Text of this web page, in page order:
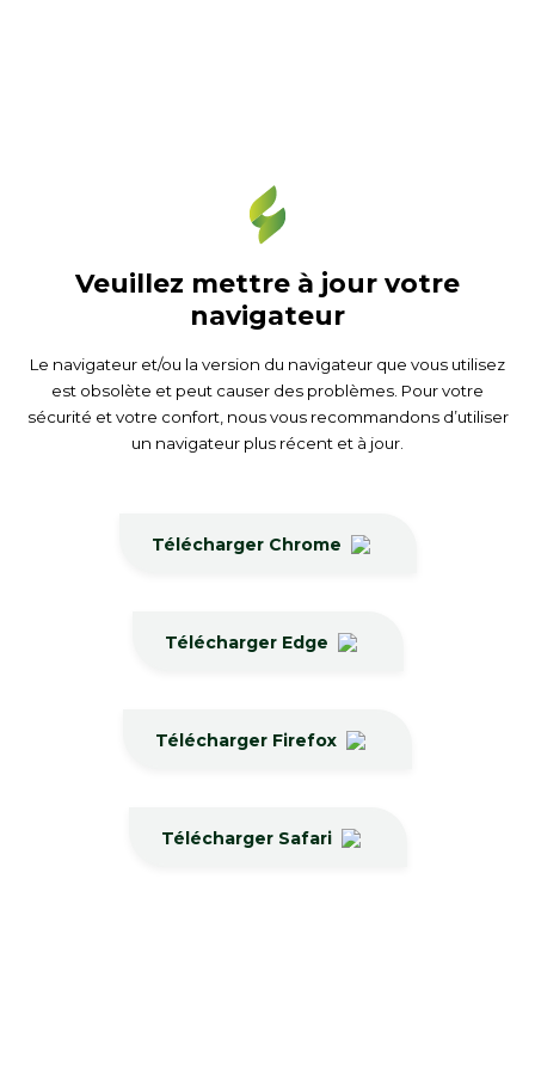
Veuillez mettre à jour votre
navigateur
Le navigateur et/ou la version du navigateur que vous utilisez
est obsolète et peut causer des problèmes. Pour votre
sécurité et votre confort, nous vous recommandons d’utiliser
un navigateur plus récent et à jour.
Télécharger Chrome
Télécharger Edge
Télécharger Firefox
Télécharger Safari